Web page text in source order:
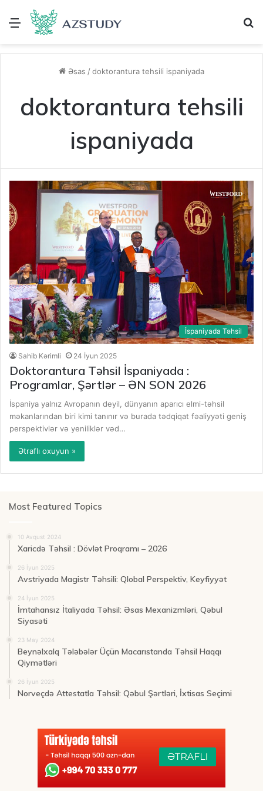
Menu
Əsas /doktorantura tehsili ispaniyada
doktorantura tehsili
ispaniyada
İspaniyada Təhsil
Sahib Kərimli 24 İyun 2025
Doktorantura Təhsil İspaniyada :
Programlar, Şərtlər – ƏN SON 2026
İspaniya yalnız Avropanın deyil, dünyanın aparıcı elmi-təhsil
məkanlarından biri kimi tanınır və burada tədqiqat fəaliyyəti geniş
perspektivlər və yeniliklər vəd…
Ətraflı oxuyun »
Most Featured Topics
10 Avqust 2024
Xaricdə Təhsil : Dövlət Proqramı – 2026
26 İyun 2025
Avstriyada Magistr Təhsili: Qlobal Perspektiv, Keyfiyyət
24 İyun 2025
İmtahansız İtaliyada Təhsil: Əsas Mexanizmləri, Qəbul
Siyasəti
23 May 2024
Beynəlxalq Tələbələr Üçün Macarıstanda Təhsil Haqqı
Qiymətləri
26 İyun 2025
Norveçdə Attestatla Təhsil: Qəbul Şərtləri, İxtisas Seçimi